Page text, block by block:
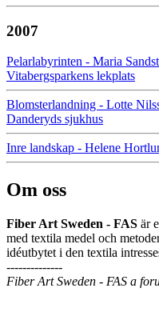
2007
Pelarlabyrinten - Maria
Vitabergsparkens lekplats
Blomsterlandning - Lotte
Danderyds sjukhus
Inre landskap - Helene
Om oss
Fiber Art Sweden - FAS är
med textila medel och
idéutbytet i den textila
--------------
Fiber Art Sweden - FAS a